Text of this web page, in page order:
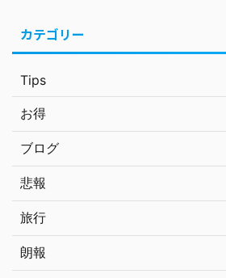
カテゴリー
Tips
お得
ブログ
悲報
旅行
朗報